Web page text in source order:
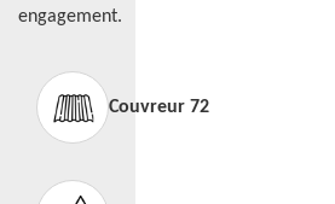
engagement.
Couvreur 72